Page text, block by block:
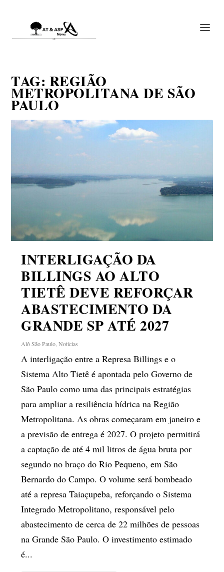
TAG: REGIÃO
METROPOLITANA DE SÃO
PAULO
INTERLIGAÇÃO DA
BILLINGS AO ALTO
TIETÊ DEVE REFORÇAR
ABASTECIMENTO DA
GRANDE SP ATÉ 2027
Alô São Paulo ,Notícias
A interligação entre a Represa Billings e o
Sistema Alto Tietê é apontada pelo Governo de
São Paulo como uma das principais estratégias
para ampliar a resiliência hídrica na Região
Metropolitana. As obras começaram em janeiro e
a previsão de entrega é 2027. O projeto permitirá
a captação de até 4 mil litros de água bruta por
segundo no braço do Rio Pequeno, em São
Bernardo do Campo. O volume será bombeado
até a represa Taiaçupeba, reforçando o Sistema
Integrado Metropolitano, responsável pelo
abastecimento de cerca de 22 milhões de pessoas
na Grande São Paulo. O investimento estimado
é...